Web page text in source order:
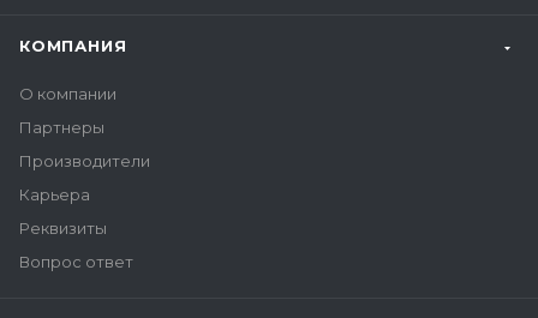
КОМПАНИЯ
О компании
Партнеры
Производители
Карьера
Реквизиты
Вопрос ответ